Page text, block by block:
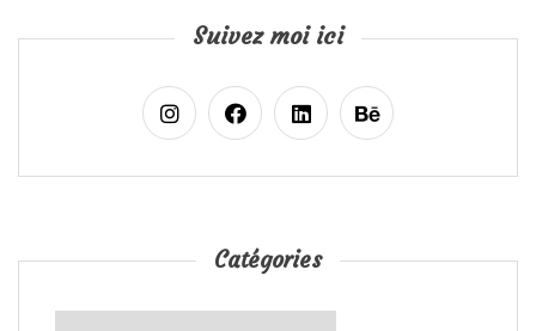
Suivez moi ici
Catégories
Catégories